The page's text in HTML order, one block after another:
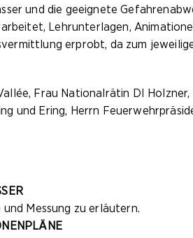
und die geeignete
Lehrunterlagen,
erprobt, da zum
Frau Nationalrätin DI
und Ering, Herrn
Messung zu erläutern.